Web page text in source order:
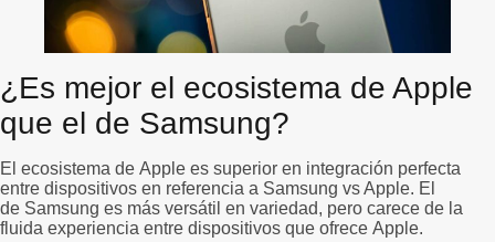
¿Es mejor el ecosistema de Apple
que el de Samsung?
El ecosistema de Apple es superior en integración perfecta
entre dispositivos en referencia a Samsung vs Apple. El
de Samsung es más versátil en variedad, pero carece de la
fluida experiencia entre dispositivos que ofrece Apple.